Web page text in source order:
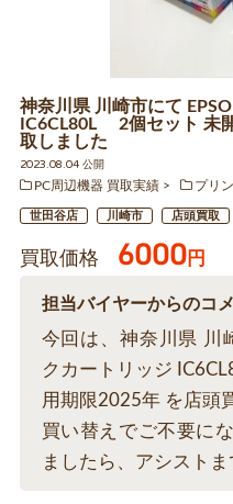
神奈川県 川崎市にて
IC6CL80L 2個セット 未
取しました
2023.08.04 公開
PC周辺機器 買取実績
プリ
世田谷店 川崎市 店頭買取
買取価格 6000円
担当バイヤーからのコ
今回は、神奈川県 川
クカートリッジ
用期限2025年 を店頭
買い替えでご不要に
ましたら、アシストま